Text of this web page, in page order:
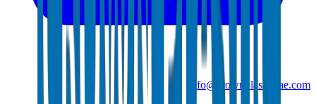
info@crownplasticuae.com